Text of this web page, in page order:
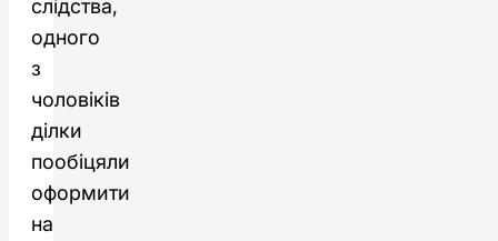
слідства,
одного
з
чоловіків
ділки
пообіцяли
оформити
на